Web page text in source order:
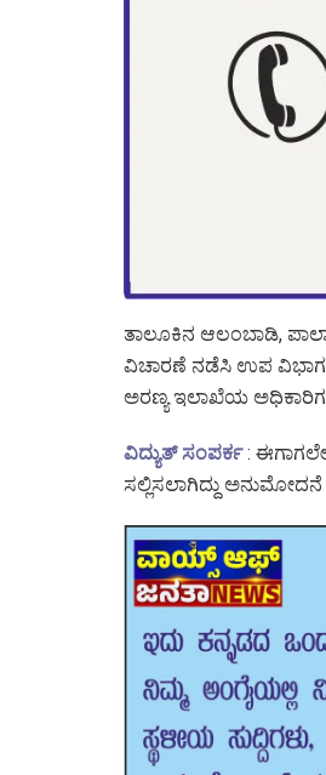
ತಾಲೂಕಿನ ಆಲಂಬಾಡಿ,
ವಿಚಾರಣೆ ನಡೆಸಿ ಉಪ ವಿಭಾಗ
ಅರಣ್ಯ ಇಲಾಖೆಯ
ವಿದ್ಯುತ್ ಸಂಪರ್ಕ: ಈಗಾಗಲೇ
ಸಲ್ಲಿಸಲಾಗಿದ್ದು